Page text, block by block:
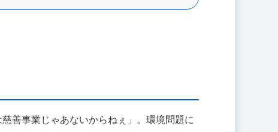
善事業じゃあないからねぇ」。環境問題に